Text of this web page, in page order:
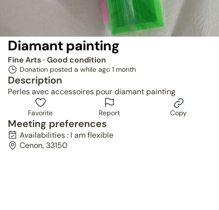
Diamant painting
Fine Arts· Good condition
Donation posted a while ago 1 month
Description
Perles avec accessoires pour diamant painting
Favorite Report Copy
Meeting preferences
Availabilities : I am flexible
Cenon, 33150